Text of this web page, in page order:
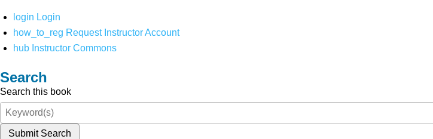
login Login
how_to_reg Request Instructor Account
hub Instructor Commons
Search
Search this book
Submit Search